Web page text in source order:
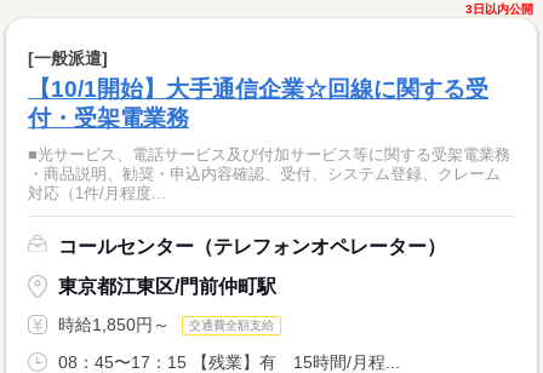
3日以内公開
[一般派遣]
【10/1開始】大手通信企業☆回線に関する受
付・受架電業務
■光サービス、電話サービス及び付加サービス等に関する受架電業務
・商品説明、勧奨・申込内容確認、受付、システム登録、クレーム
対応（1件/月程度...
コールセンター（テレフォンオペレーター）
東京都江東区/門前仲町駅
時給1,850円～ 交通費全額支給
08：45〜17：15 【残業】有 15時間/月程...